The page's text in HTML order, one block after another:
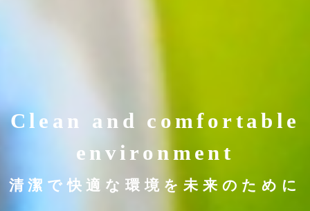
Clean and comfortable
environment
清潔で快適な環境を未来のために